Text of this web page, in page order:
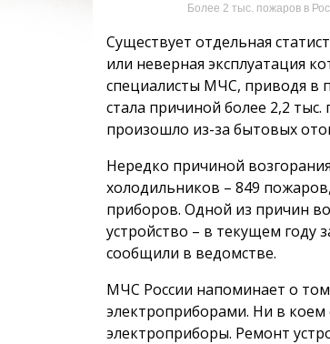
Более 2 тыс. пожаров в
Существует отдельная
или неверная эксплуатация
специалисты МЧС, приводя в
стала причиной более 2,2
произошло из-за бытовых
Нередко причиной
холодильников – 849
приборов. Одной из причин
устройство – в текущем году
сообщили в ведомстве.
МЧС России напоминает о
электроприборами. Ни в коем
электроприборы. Ремонт